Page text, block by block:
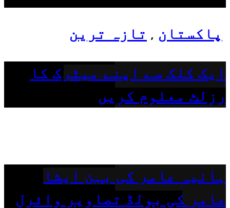
پاکستان , تازہ ترین
ایک کلک سے اپنے میٹرک کا
رزلٹ معلوم کریں
ہانیہ عامر کی بہن ایشا
عامر کی بولڈ تصاویر وائرل